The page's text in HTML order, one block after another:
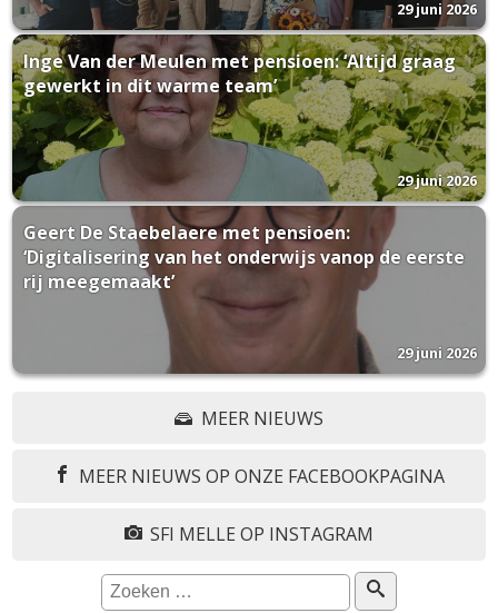
29 juni 2026
Inge Van der Meulen met pensioen: ‘Altijd graag
gewerkt in dit warme team’
29 juni 2026
Geert De Staebelaere met pensioen:
‘Digitalisering van het onderwijs vanop de eerste
rij meegemaakt’
29 juni 2026
MEER NIEUWS
MEER NIEUWS OP ONZE FACEBOOKPAGINA
SFI MELLE OP INSTAGRAM